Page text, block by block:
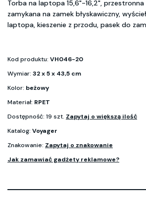
Torba na laptopa 15,6"-16,2",
zamykana na zamek błyskawiczny,
laptopa, kieszenie z przodu, pasek do
Kod produktu: VH046-20
Wymiar: 32 x 5 x 43,5 cm
Kolor: beżowy
Materiał: RPET
Dostępność: 19 szt. Zapytaj o większą ilość
Katalog: Voyager
Znakowanie: Zapytaj o znakowanie
Jak zamawiać gadżety reklamowe?